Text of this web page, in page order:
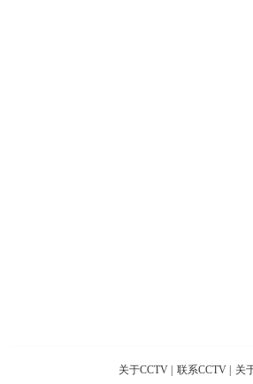
关于CCTV 联系CCTV 关